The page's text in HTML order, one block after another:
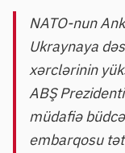
NATO-nun
Ukraynaya
xərclərinin
ABŞ
müdafiə
embarqosu